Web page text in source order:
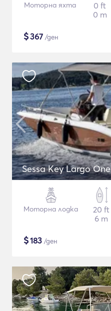
Моторна яхта
0 ft
0 m
$367 /ден
Sessa Key Largo One
Моторна лодка
20 ft
6 m
$183 /ден